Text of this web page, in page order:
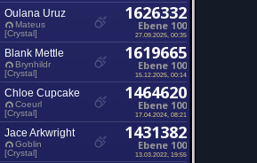
Oulana Uruz
Mateus
[Crystal]
1626332
Ebene 100
27.09.2025, 00:35
Blank Mettle
Brynhildr
[Crystal]
1619665
Ebene 100
15.12.2025, 00:14
Chloe Cupcake
Coeurl
[Crystal]
1464620
Ebene 100
17.04.2024, 08:21
Jace Arkwright
Goblin
[Crystal]
1431382
Ebene 100
13.03.2022, 19:55